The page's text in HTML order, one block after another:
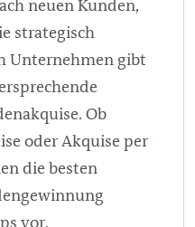
neuen Kunden,
strategisch
Unternehmen gibt
Ob
oder Akquise per
die besten
vor.